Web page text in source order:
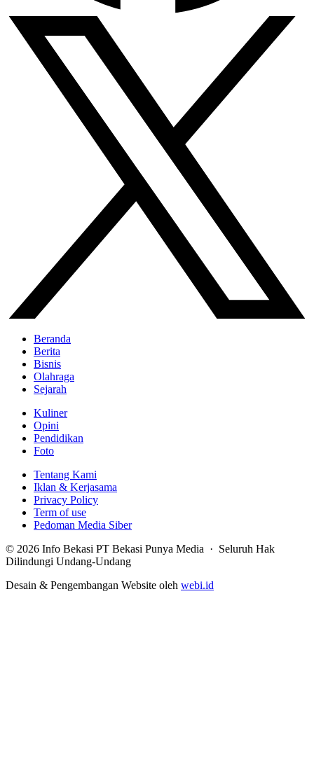
Beranda
Berita
Bisnis
Olahraga
Sejarah
Kuliner
Opini
Pendidikan
Foto
Tentang Kami
Iklan & Kerjasama
Privacy Policy
Term of use
Pedoman Media Siber
© 2026 Info Bekasi PT Bekasi Punya Media · Seluruh Hak
Dilindungi Undang-Undang
Desain & Pengembangan Website oleh webi.id